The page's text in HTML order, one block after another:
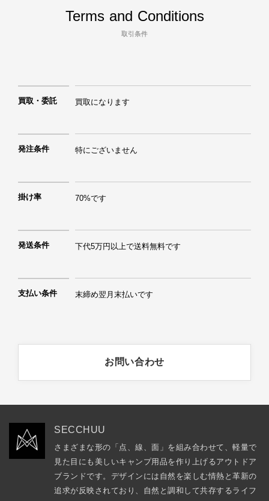
Terms and Conditions
取引条件
買取・委託 買取になります
発注条件 特にございません
掛け率 70%です
発送条件 下代5万円以上で送料無料です
支払い条件 末締め翌月末払いです
お問い合わせ
SECCHUU
さまざまな形の「点、線、面」を組み合わせて、軽量で
見た目にも美しいキャンプ用品を作り上げるアウトドア
ブランドです。デザインには自然を楽しむ情熱と革新の
追求が反映されており、自然と調和して共存するライフ